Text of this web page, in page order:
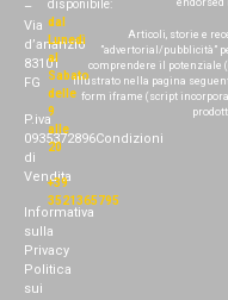
–
Via
d’ananzio
83101
FG
P.iva
0935372896Condizioni
di
Vendita
Informativa
sulla
Privacy
Politica
sui
disponibile:
dal
Lunedì
al
Sabato
delle
9
alle
20
+39
3521365795
Articoli, storie e
”advertorial/pubblicità”
comprendere il potenziale
illustrato nella pagina
form iframe (script